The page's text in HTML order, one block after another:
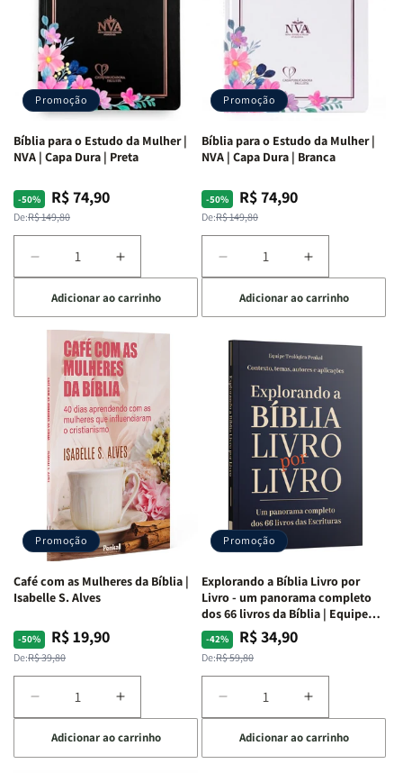
Promoção
Bíblia para o Estudo da Mulher |
NVA | Capa Dura | Preta
-50%
Preço
normal
De:R$ 149,80
Preço
promocional
R$ 74,90
Diminuir
a
quantidade
de
Bíblia
para
Estudo
da
Mulher
NVA
Capa
Dura
|
Preta
Aumentar
a
quantidade
de
Bíblia
para
o
Estudo
da
Mulher
|
NVA
|
Capa
Dura
|
Adicionar ao carrinho
Promoção
Bíblia para o Estudo da Mulher |
NVA | Capa Dura | Branca
-50%
Preço
normal
De:R$ 149,80
Preço
promocional
R$ 74,90
Diminuir
a
quantidade
de
Bíblia
o
Estudo
da
Mulher
NVA
Capa
Dura
|
Aumentar
a
quantidade
de
Bíblia
para
o
Estudo
da
Mulher
|
NVA
|
Capa
Dura
|
Adicionar ao carrinho
Promoção
Café com as Mulheres da Bíblia |
Isabelle S. Alves
-50%
Preço
normal
De:R$ 39,80
Preço
promocional
R$ 19,90
Diminuir
a
quantidade
de
Aumentar
a
quantidade
de
Adicionar ao carrinho
Promoção
Explorando a Bíblia Livro por
Livro - um panorama completo
dos 66 livros da Bíblia | Equipe
teológica Penkal
-42%
Preço
normal
De:R$ 59,80
Preço
promocional
R$ 34,90
Diminuir
a
quantidade
de
Aumentar
a
quantidade
de
Adicionar ao carrinho